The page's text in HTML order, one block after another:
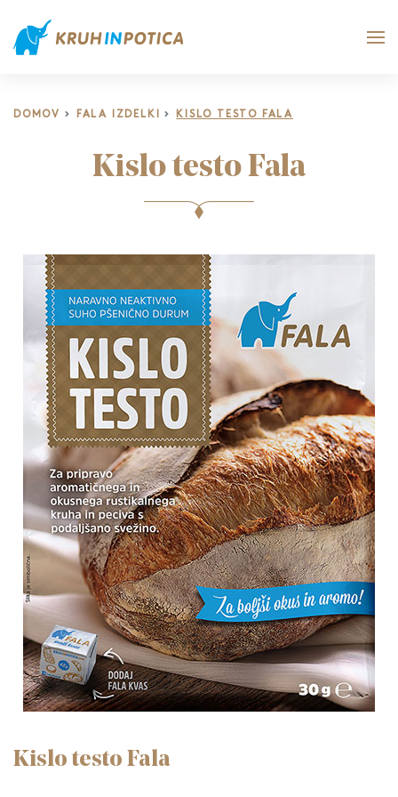
DOMOV FALA IZDELKI KISLO TESTO FALA
Kislo testo Fala
Kislo testo Fala